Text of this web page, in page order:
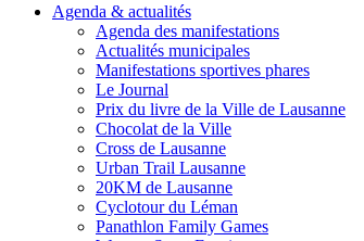
Agenda & actualités
Agenda des manifestations
Actualités municipales
Manifestations sportives phares
Le Journal
Prix du livre de la Ville de Lausanne
Chocolat de la Ville
Cross de Lausanne
Urban Trail Lausanne
20KM de Lausanne
Cyclotour du Léman
Panathlon Family Games